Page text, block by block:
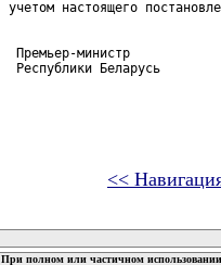
учетом настоящего
Премьер-министр
Республики
<<
При полном или частичном